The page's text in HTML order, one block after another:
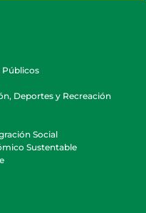
Públicos
Deportes y Recreación
Social
Sustentable